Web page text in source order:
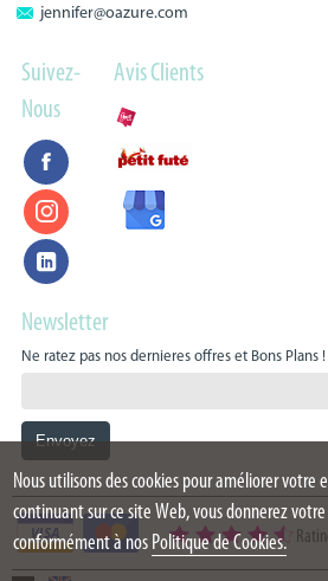
jennifer@oazure.com
Suivez-
Nous
Avis Clients
Newsletter
Ne ratez pas nos dernieres offres et Bons Plans !
Nous utilisons des cookies pour améliorer votre
continuant sur ce site Web, vous donnerez
conformément à nosPolitique de Cookies.